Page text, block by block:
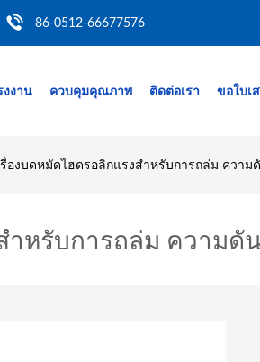
86-0512-66677576
งาน ควบคุมคุณภาพ ติดต่อเรา ขอใบเ
รื่องบดหมัดไฮดรอลิกแรงสําหรับการถล่ม ความ
หรับการถล่ม ความดัน